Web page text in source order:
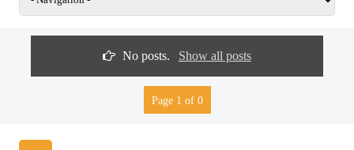
No posts. Show all posts
Page 1 of 0